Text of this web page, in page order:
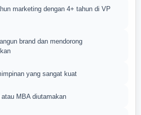
marketing dengan 4+ tahun di VP
brand dan mendorong
yang sangat kuat
MBA diutamakan